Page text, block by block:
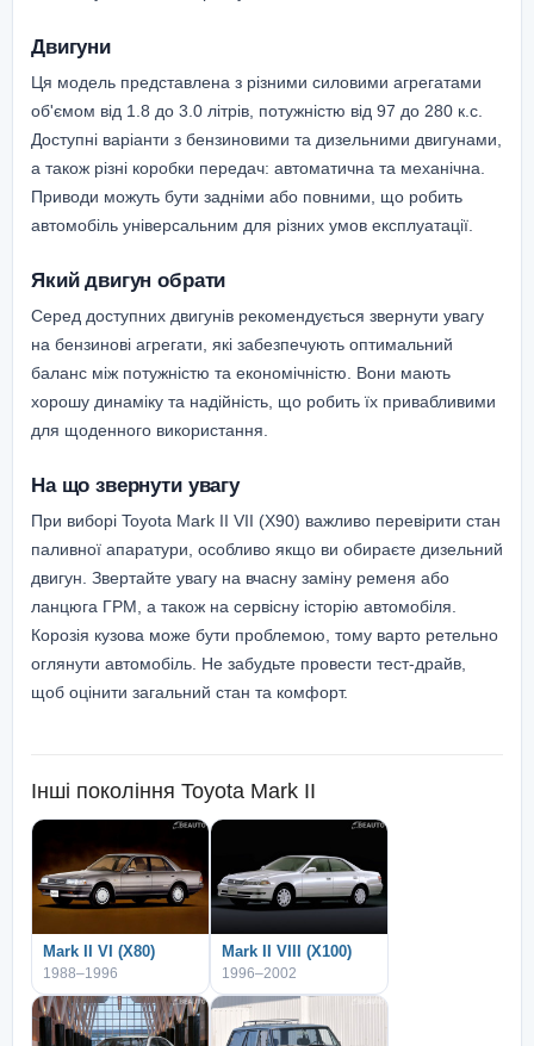
Двигуни
Ця модель представлена з різними силовими агрегатами
об'ємом від 1.8 до 3.0 літрів, потужністю від 97 до 280 к.с.
Доступні варіанти з бензиновими та дизельними двигунами,
а також різні коробки передач: автоматична та механічна.
Приводи можуть бути задніми або повними, що робить
автомобіль універсальним для різних умов експлуатації.
Який двигун обрати
Серед доступних двигунів рекомендується звернути увагу
на бензинові агрегати, які забезпечують оптимальний
баланс між потужністю та економічністю. Вони мають
хорошу динаміку та надійність, що робить їх привабливими
для щоденного використання.
На що звернути увагу
При виборі Toyota Mark II VII (X90) важливо перевірити стан
паливної апаратури, особливо якщо ви обираєте дизельний
двигун. Звертайте увагу на вчасну заміну ременя або
ланцюга ГРМ, а також на сервісну історію автомобіля.
Корозія кузова може бути проблемою, тому варто ретельно
оглянути автомобіль. Не забудьте провести тест-драйв,
щоб оцінити загальний стан та комфорт.
Інші покоління Toyota Mark II
Mark II VI (X80)
1988–1996
Mark II VIII (X100)
1996–2002